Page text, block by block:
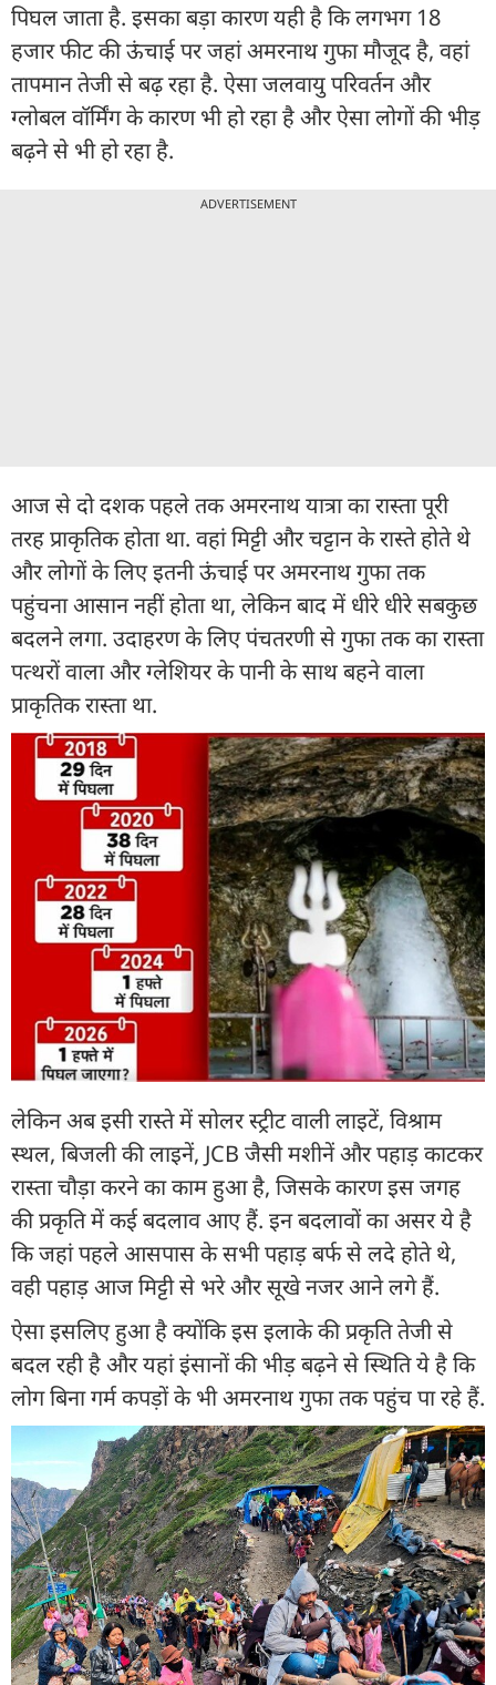
पिघल जाता है. इसका बड़ा कारण यही है कि लगभग 18
हजार फीट की ऊंचाई पर जहां अमरनाथ गुफा मौजूद है, वहां
तापमान तेजी से बढ़ रहा है. ऐसा जलवायु परिवर्तन और
ग्लोबल वॉर्मिंग के कारण भी हो रहा है और ऐसा लोगों की भीड़
बढ़ने से भी हो रहा है.
ADVERTISEMENT
आज से दो दशक पहले तक अमरनाथ यात्रा का रास्ता पूरी
तरह प्राकृतिक होता था. वहां मिट्टी और चट्टान के रास्ते होते थे
और लोगों के लिए इतनी ऊंचाई पर अमरनाथ गुफा तक
पहुंचना आसान नहीं होता था, लेकिन बाद में धीरे धीरे सबकुछ
बदलने लगा. उदाहरण के लिए पंचतरणी से गुफा तक का रास्ता
पत्थरों वाला और ग्लेशियर के पानी के साथ बहने वाला
प्राकृतिक रास्ता था.
लेकिन अब इसी रास्ते में सोलर स्ट्रीट वाली लाइटें, विश्राम
स्थल, बिजली की लाइनें, JCB जैसी मशीनें और पहाड़ काटकर
रास्ता चौड़ा करने का काम हुआ है, जिसके कारण इस जगह
की प्रकृति में कई बदलाव आए हैं. इन बदलावों का असर ये है
कि जहां पहले आसपास के सभी पहाड़ बर्फ से लदे होते थे,
वही पहाड़ आज मिट्टी से भरे और सूखे नजर आने लगे हैं.
ऐसा इसलिए हुआ है क्योंकि इस इलाके की प्रकृति तेजी से
बदल रही है और यहां इंसानों की भीड़ बढ़ने से स्थिति ये है कि
लोग बिना गर्म कपड़ों के भी अमरनाथ गुफा तक पहुंच पा रहे हैं.